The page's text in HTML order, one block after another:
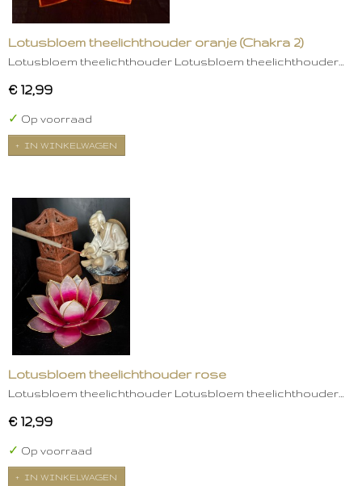
Lotusbloem theelichthouder oranje (Chakra 2)
Lotusbloem theelichthouder Lotusbloem theelichthouder…
€ 12,99
✓ Op voorraad
IN WINKELWAGEN
Lotusbloem theelichthouder rose
Lotusbloem theelichthouder Lotusbloem theelichthouder…
€ 12,99
✓ Op voorraad
IN WINKELWAGEN